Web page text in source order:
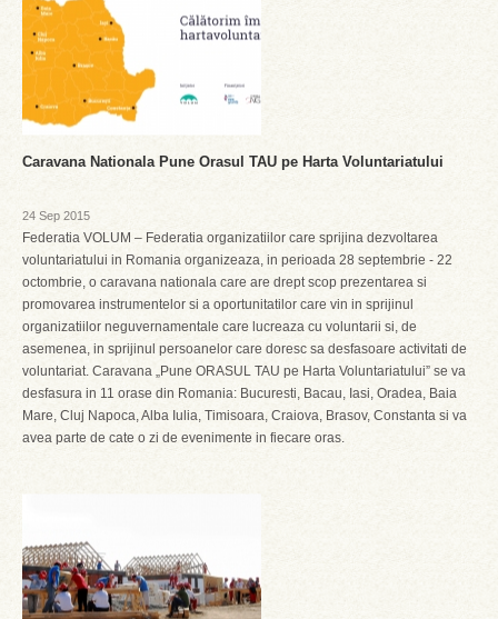
Caravana Nationala Pune Orasul TAU pe Harta Voluntariatului
24 Sep 2015
Federatia VOLUM – Federatia organizatiilor care sprijina dezvoltarea
voluntariatului in Romania organizeaza, in perioada 28 septembrie - 22
octombrie, o caravana nationala care are drept scop prezentarea si
promovarea instrumentelor si a oportunitatilor care vin in sprijinul
organizatiilor neguvernamentale care lucreaza cu voluntarii si, de
asemenea, in sprijinul persoanelor care doresc sa desfasoare activitati de
voluntariat. Caravana „Pune ORASUL TAU pe Harta Voluntariatului” se va
desfasura in 11 orase din Romania: Bucuresti, Bacau, Iasi, Oradea, Baia
Mare, Cluj Napoca, Alba Iulia, Timisoara, Craiova, Brasov, Constanta si va
avea parte de cate o zi de evenimente in fiecare oras.